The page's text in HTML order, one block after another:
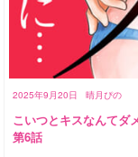
2025年9月20日 晴月ぴの
こいつとキスなんてダ
第6話